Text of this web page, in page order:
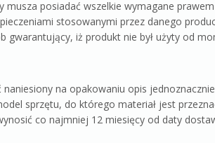
musza posiadać wszelkie wymagane
stosowanymi przez danego
gwarantujący, iż produkt nie był użyty od
naniesiony na opakowaniu opis
sprzętu, do którego materiał jest
co najmniej 12 miesięcy od daty